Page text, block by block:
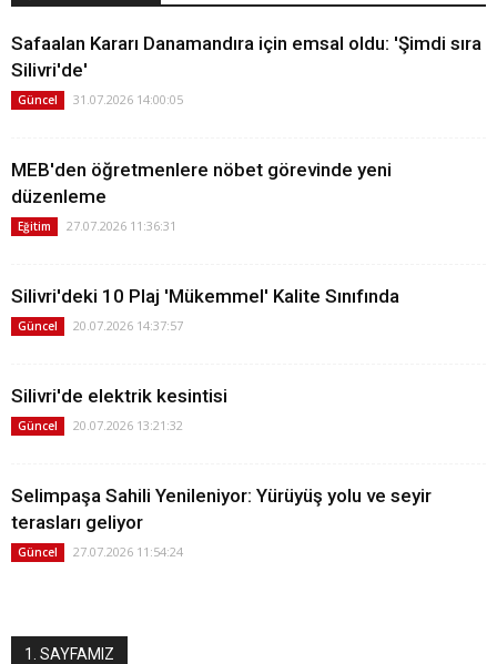
Safaalan Kararı Danamandıra için emsal oldu: 'Şimdi sıra
Silivri'de'
Güncel 31.07.2026 14:00:05
MEB'den öğretmenlere nöbet görevinde yeni
düzenleme
Eğitim 27.07.2026 11:36:31
Silivri'deki 10 Plaj 'Mükemmel' Kalite Sınıfında
Güncel 20.07.2026 14:37:57
Silivri'de elektrik kesintisi
Güncel 20.07.2026 13:21:32
Selimpaşa Sahili Yenileniyor: Yürüyüş yolu ve seyir
terasları geliyor
Güncel 27.07.2026 11:54:24
1. SAYFAMIZ